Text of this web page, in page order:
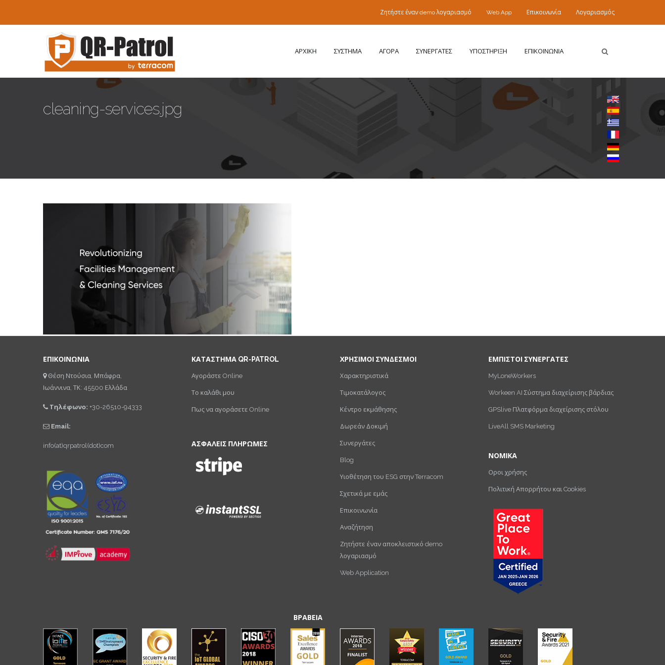
Ζητήστε έναν demo λογαριασμό Web App Επικοινωνία Λογαριασμός
ΑΡΧΙΚΗ ΣΥΣΤΗΜΑ ΑΓΟΡΑ ΣΥΝΕΡΓΑΤΕΣ ΥΠΟΣΤΗΡΙΞΗ ΕΠΙΚΟΙΝΩΝΙΑ
cleaning-services.jpg
ΕΠΙΚΟΙΝΩΝΙΑ
Θέση Ντούσια, Μπάφρα,
Ιωάννινα, ΤΚ: 45500 Ελλάδα
Τηλέφωνο: +30-26510-94333
Email:
info(at)qrpatrol(dot)com
ΚΑΤΑΣΤΗΜΑ QR-PATROL
Αγοράστε Online
Το καλάθι μου
Πως να αγοράσετε Online
ΑΣΦΑΛΕΙΣ ΠΛΗΡΩΜΕΣ
ΧΡΗΣΙΜΟΙ ΣΥΝΔΕΣΜΟΙ
Χαρακτηριστικά
Τιμοκατάλογος
Κέντρο εκμάθησης
Δωρεάν Δοκιμή
Συνεργάτες
Blog
Υιοθέτηση του ESG στην Terracom
Σχετικά με εμάς
Επικοινωνία
Αναζήτηση
Ζητήστε έναν αποκλειστικό demo
λογαριασμό
Web Application
ΕΜΠΙΣΤΟΙ ΣΥΝΕΡΓΑΤΕΣ
MyLoneWorkers
Workeen AI Σύστημα διαχείρισης βάρδιας
GPSlive Πλατφόρμα διαχείρισης στόλου
LiveAll SMS Marketing
ΝΟΜΙΚΑ
Οροι χρήσης
Πολιτική Απορρήτου και Cookies
ΒΡΑΒΕΙΑ